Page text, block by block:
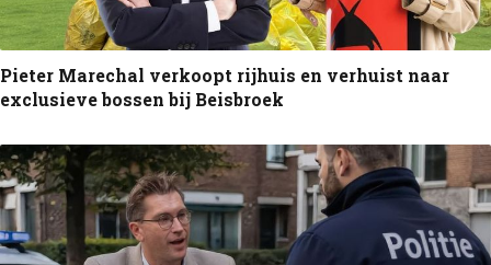
Pieter Marechal verkoopt rijhuis en verhuist naar
exclusieve bossen bij Beisbroek